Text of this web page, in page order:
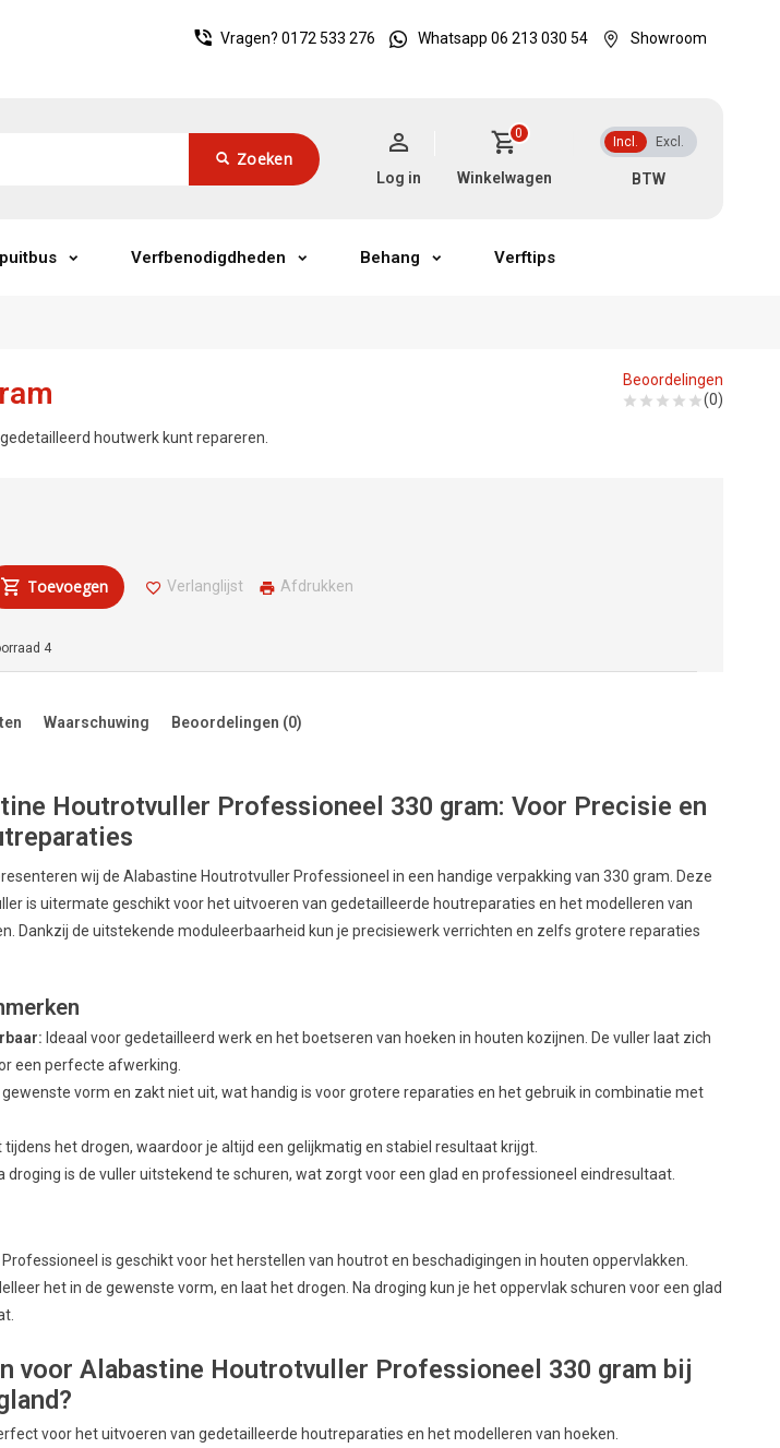
Vragen? 0172 533 276 Whatsapp 06 213 030 54 Showroom
Zoeken
Incl. Excl.
0
Winkelwagen
Log in
Verfbenodigdheden Behang Verftips
houtwerk kunt repareren.
Beoordelingen
(0)
Toevoegen Verlanglijst Afdrukken
4
Waarschuwing Beoordelingen (0)
Houtrotvuller Professioneel 330 gram: Voor Precisie en
wij de Alabastine Houtrotvuller Professioneel in een handige verpakking van 330 gram. Deze
is uitermate geschikt voor het uitvoeren van gedetailleerde houtreparaties en het modelleren van
Dankzij de uitstekende moduleerbaarheid kun je precisiewerk verrichten en zelfs grotere reparaties
Ideaal voor gedetailleerd werk en het boetseren van hoeken in houten kozijnen. De vuller laat zich
een perfecte afwerking.
gewenste vorm en zakt niet uit, wat handig is voor grotere reparaties en het gebruik in combinatie met
tijdens het drogen, waardoor je altijd een gelijkmatig en stabiel resultaat krijgt.
droging is de vuller uitstekend te schuren, wat zorgt voor een glad en professioneel eindresultaat.
is geschikt voor het herstellen van houtrot en beschadigingen in houten oppervlakken.
het in de gewenste vorm, en laat het drogen. Na droging kun je het oppervlak schuren voor een glad
voor Alabastine Houtrotvuller Professioneel 330 gram bij
voor het uitvoeren van gedetailleerde houtreparaties en het modelleren van hoeken.